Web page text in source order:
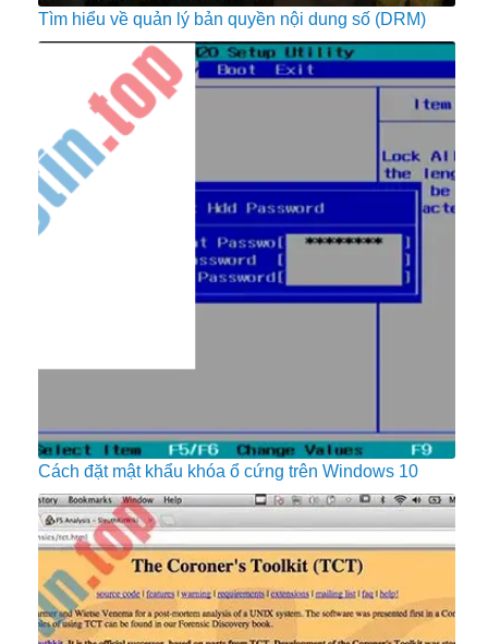
Tìm hiểu về quản lý bản quyền nội dung số (DRM)
Cách đặt mật khẩu khóa ổ cứng trên Windows 10